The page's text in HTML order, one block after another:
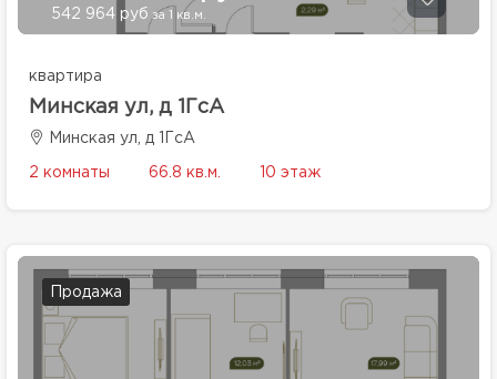
542 964 руб за 1 кв.м.
квартира
Минская ул, д 1ГсА
Минская ул, д 1ГсА
2 комнаты 66.8 кв.м. 10 этаж
Продажа